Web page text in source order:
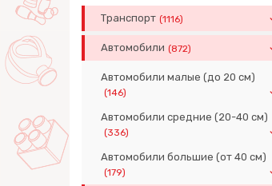
Транспорт (1116)
Автомобили (872)
Автомобили малые (до 20 см)
(146)
Автомобили средние (20-40 см)
(336)
Автомобили большие (от 40 см)
(179)